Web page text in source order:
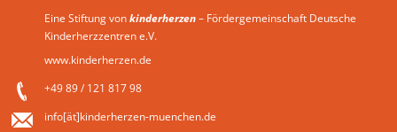
Eine Stiftung vonkinderherzen– Fördergemeinschaft Deutsche
Kinderherzzentren e.V.
www.kinderherzen.de
+49 89 / 121 817 98
info[ät]kinderherzen-muenchen.de